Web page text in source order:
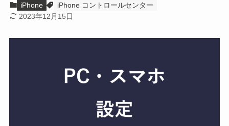
iPhone
iPhone コントロールセンター
2023年12月15日